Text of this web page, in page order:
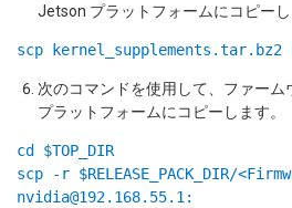
Jetson プラットフォームにコピーし
scp kernel_supplements.tar.bz2
次のコマンドを使用して、ファー
プラットフォームにコピーします。
cd $TOP_DIR
scp -r $RELEASE_PACK_DIR/
nvidia@192.168.55.1: